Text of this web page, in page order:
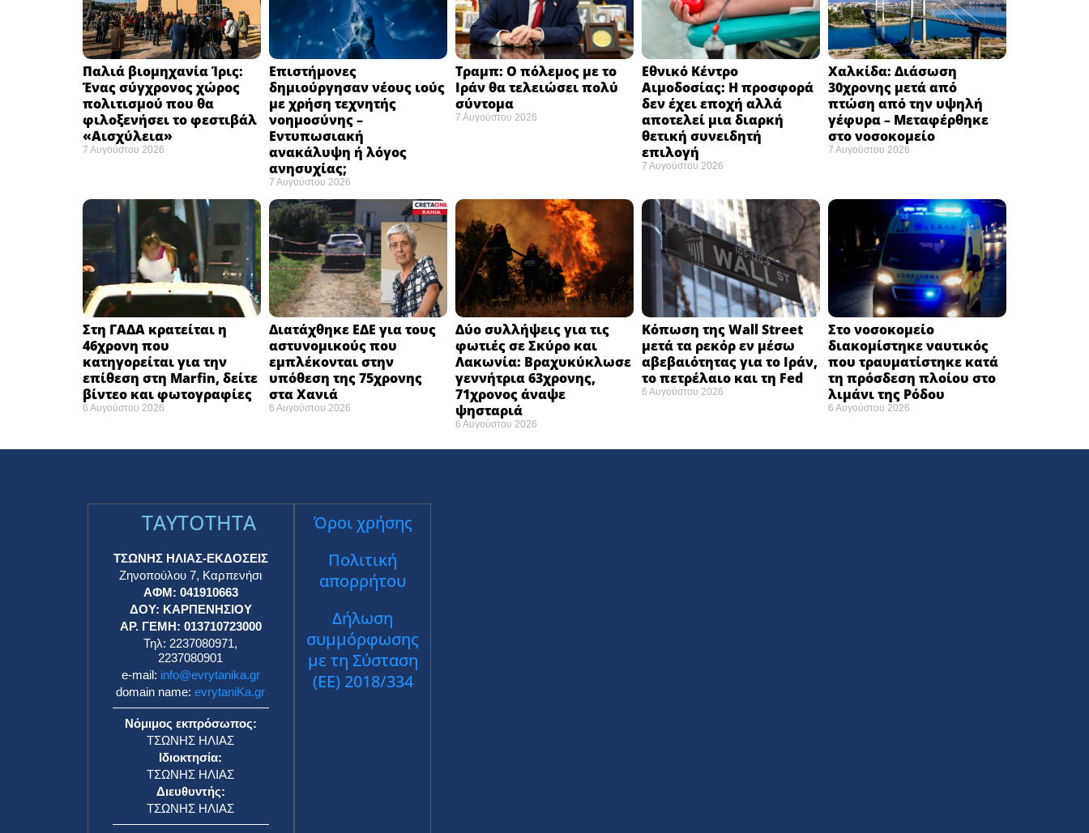
Παλιά βιομηχανία Ίρις:
Ένας σύγχρονος χώρος
πολιτισμού που θα
φιλοξενήσει το φεστιβάλ
«Αισχύλεια» ​
7 Αυγούστου 2026
Επιστήμονες
δημιούργησαν νέους ιούς
με χρήση τεχνητής
νοημοσύνης –
Εντυπωσιακή
ανακάλυψη ή λόγος
ανησυχίας; ​
7 Αυγούστου 2026
Τραμπ: Ο πόλεμος με το
Ιράν θα τελειώσει πολύ
σύντομα ​
7 Αυγούστου 2026
Εθνικό Κέντρο
Αιμοδοσίας: H προσφορά
δεν έχει εποχή αλλά
αποτελεί μια διαρκή
θετική συνειδητή
επιλογή ​
7 Αυγούστου 2026
Χαλκίδα: Διάσωση
30χρονης μετά από
πτώση από την υψηλή
γέφυρα – Μεταφέρθηκε
στο νοσοκομείο ​
7 Αυγούστου 2026
Στη ΓΑΔΑ κρατείται η
46χρονη που
κατηγορείται για την
επίθεση στη Marfin, δείτε
βίντεο και φωτογραφίες
6 Αυγούστου 2026
Διατάχθηκε ΕΔΕ για τους
αστυνομικούς που
εμπλέκονται στην
υπόθεση της 75χρονης
στα Χανιά
6 Αυγούστου 2026
Δύο συλλήψεις για τις
φωτιές σε Σκύρο και
Λακωνία: Βραχυκύκλωσε
γεννήτρια 63χρονης,
71χρονος άναψε
ψησταριά
6 Αυγούστου 2026
Κόπωση της Wall Street
μετά τα ρεκόρ εν μέσω
αβεβαιότητας για το Ιράν,
το πετρέλαιο και τη Fed
6 Αυγούστου 2026
Στο νοσοκομείο
διακομίστηκε ναυτικός
που τραυματίστηκε κατά
τη πρόσδεση πλοίου στο
λιμάνι της Ρόδου
6 Αυγούστου 2026
TAYTOTHTA
ΤΣΩΝΗΣ ΗΛΙΑΣ-ΕΚΔΟΣΕΙΣ
Ζηνοπούλου 7, Καρπενήσι
ΑΦΜ: 041910663
ΔΟΥ: ΚΑΡΠΕΝΗΣΙΟΥ
ΑΡ. ΓΕΜΗ: 013710723000
Τηλ: 2237080971,
2237080901
e-mail: info@evrytanika.gr
domain name:evrytaniKa.gr
Νόμιμος εκπρόσωπος:
ΤΣΩΝΗΣ ΗΛΙΑΣ
Ιδιοκτησία:
ΤΣΩΝΗΣ ΗΛΙΑΣ
Διευθυντής:
ΤΣΩΝΗΣ ΗΛΙΑΣ
Όροι χρήσης
Πολιτική
απορρήτου
Δήλωση
συμμόρφωσης
με τη Σύσταση
(ΕΕ) 2018/334